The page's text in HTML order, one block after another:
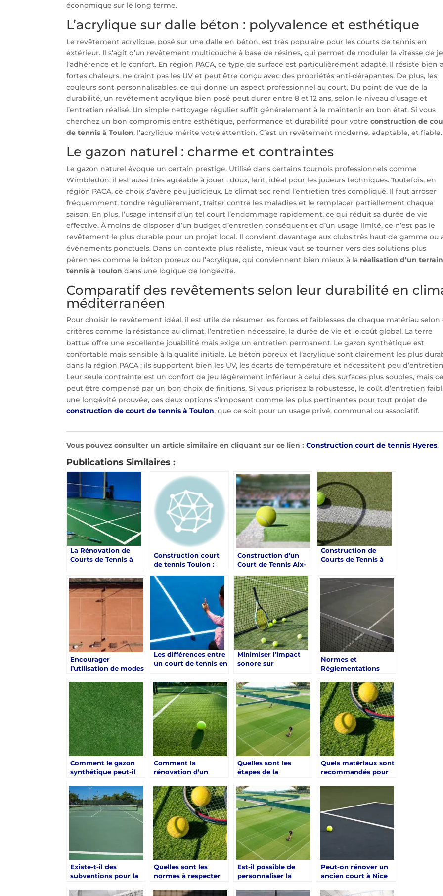
économique sur le long terme.
L’acrylique sur dalle béton : polyvalence et esthétique
Le revêtement acrylique, posé sur une dalle en béton, est très populaire pour les courts de tennis en
extérieur. Il s’agit d’un revêtement multicouche à base de résines, qui permet de moduler la vitesse de
l’adhérence et le confort. En région PACA, ce type de surface est particulièrement adapté. Il résiste bien
fortes chaleurs, ne craint pas les UV et peut être conçu avec des propriétés anti-dérapantes. De plus, les
couleurs sont personnalisables, ce qui donne un aspect professionnel au court. Du point de vue de la
durabilité, un revêtement acrylique bien posé peut durer entre 8 et 12 ans, selon le niveau d’usage et
l’entretien réalisé. Un simple nettoyage régulier suffit généralement à le maintenir en bon état. Si vous
cherchez un bon compromis entre esthétique, performance et durabilité pour votreconstruction de
de tennis à Toulon, l’acrylique mérite votre attention. C’est un revêtement moderne, adaptable, et fiable.
Le gazon naturel : charme et contraintes
Le gazon naturel évoque un certain prestige. Utilisé dans certains tournois professionnels comme
Wimbledon, il est aussi très agréable à jouer : doux, lent, idéal pour les joueurs techniques. Toutefois, en
région PACA, ce choix s’avère peu judicieux. Le climat sec rend l’entretien très compliqué. Il faut arroser
fréquemment, tondre régulièrement, traiter contre les maladies et le remplacer partiellement chaque
saison. En plus, l’usage intensif d’un tel court l’endommage rapidement, ce qui réduit sa durée de vie
effective. À moins de disposer d’un budget d’entretien conséquent et d’un usage limité, ce n’est pas le
revêtement le plus durable pour un projet local. Il convient davantage aux clubs très haut de gamme ou
événements ponctuels. Dans un contexte plus réaliste, mieux vaut se tourner vers des solutions plus
pérennes comme le béton poreux ou l’acrylique, qui conviennent bien mieux à la réalisation d’un
tennis à Toulon dans une logique de longévité.
Comparatif des revêtements selon leur durabilité en
méditerranéen
Pour choisir le revêtement idéal, il est utile de résumer les forces et faiblesses de chaque matériau selon
critères comme la résistance au climat, l’entretien nécessaire, la durée de vie et le coût global. La terre
battue offre une excellente jouabilité mais exige un entretien permanent. Le gazon synthétique est
confortable mais sensible à la qualité initiale. Le béton poreux et l’acrylique sont clairement les plus
dans la région PACA : ils supportent bien les UV, les écarts de température et nécessitent peu
Leur seule contrainte est un confort de jeu légèrement inférieur à celui des surfaces plus souples, mais
peut être compensé par un bon choix de finitions. Si vous priorisez la robustesse, le coût d’entretien
une longévité prouvée, ces deux options s’imposent comme les plus pertinentes pour tout projet de
construction de court de tennis à Toulon, que ce soit pour un usage privé, communal ou associatif.
Vous pouvez consulter un article similaire en cliquant sur ce lien :Construction court de tennis Hyeres.
Publications Similaires :
La Rénovation de
Courts de Tennis à
Tennis : Un Impératif
pour une Pratique
Annuelle Optimale
Construction court
de tennis Toulon :
Tennis est-il
considéré comme un
leader de la
construction de
courts de tennis à
Toulon ?
Construction d’un
Court de Tennis Aix-
Pourquoi les hôtels à
Aix-en-Provence
devraient inclure des
services de
réparation
d’équipement de
tennis pour leurs
clients ?
Construction de
Courts de Tennis à
Durabilité d’un Court
de Tennis à Nice : Un
Défi pour le Centre
Encourager
l’utilisation de modes
durables pour les
utilisateurs du terrain
de tennis à Nice
Les différences entre
un court de tennis en
d’autres surfaces à
Hyères
Minimiser l’impact
sonore sur
de Tennis en Gazon
Synthétique à Saint-
Raphael : Une priorité
pour Service Tennis
Normes et
Réglementations
de Courts de Tennis
en Béton Poreux à
Argenteuil
Comment le gazon
synthétique peut-il
biodiversité dans les
espaces urbains
parisiens ?
Comment la
rénovation d’un
gazon synthétique à
Antibes peut-elle
prolonger la durée de
vie du terrain ?
Quelles sont les
étapes de la
court de tennis à
Nice ?
Quels matériaux sont
recommandés pour
Existe-t-il des
subventions pour la
courts de tennis à
Quelles sont les
normes à respecter
d’un court de tennis
Est-il possible de
personnaliser la
terrain de tennis en
Peut-on rénover un
ancien court à Nice
béton poreux ?